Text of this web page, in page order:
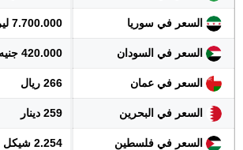
السعر في سوريا 7.700.000 ليرة
السعر في السودان 420.000 جنيه
السعر في عمان 266 ريال
السعر في البحرين 259 دينار
السعر في فلسطين 2.254 شيكل